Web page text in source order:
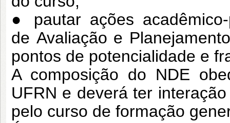
● pautar ações
de Avaliação e
pontos de potencialidade e
A composição do NDE
UFRN e deverá ter
pelo curso de formação